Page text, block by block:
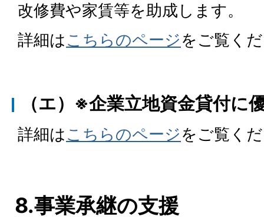
改修費や家賃等を助成します。
詳細はこちらのページをご覧く
（エ）※企業立地資金貸付に
詳細はこちらのページをご覧く
8.事業承継の支援